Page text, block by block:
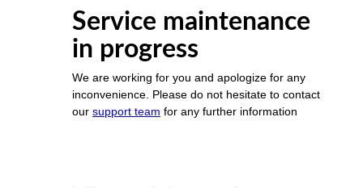
Service maintenance
in progress
We are working for you and apologize for any
inconvenience. Please do not hesitate to contact
our support team for any further information